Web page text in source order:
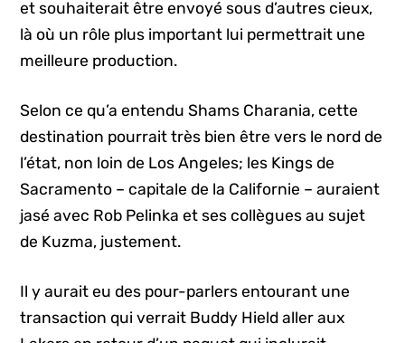
et souhaiterait être envoyé sous d’autres cieux,
là où un rôle plus important lui permettrait une
meilleure production.
Selon ce qu’a entendu Shams Charania, cette
destination pourrait très bien être vers le nord de
l’état, non loin de Los Angeles; les Kings de
Sacramento – capitale de la Californie – auraient
jasé avec Rob Pelinka et ses collègues au sujet
de Kuzma, justement.
Il y aurait eu des pour-parlers entourant une
transaction qui verrait Buddy Hield aller aux